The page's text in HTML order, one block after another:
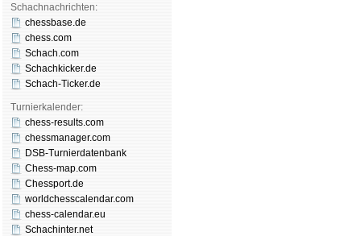
Schachnachrichten:
chessbase.de
chess.com
Schach.com
Schachkicker.de
Schach-Ticker.de
Turnierkalender:
chess-results.com
chessmanager.com
DSB-Turnierdatenbank
Chess-map.com
Chessport.de
worldchesscalendar.com
chess-calendar.eu
Schachinter.net